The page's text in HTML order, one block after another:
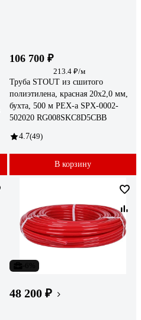
106 700 ₽
213.4 ₽/м
Труба STOUT из сшитого
полиэтилена, красная 20х2,0 мм,
бухта, 500 м PEX-a SPX-0002-
502020 RG008SKC8D5CBB
4.7(49)
В корзину
48 200 ₽